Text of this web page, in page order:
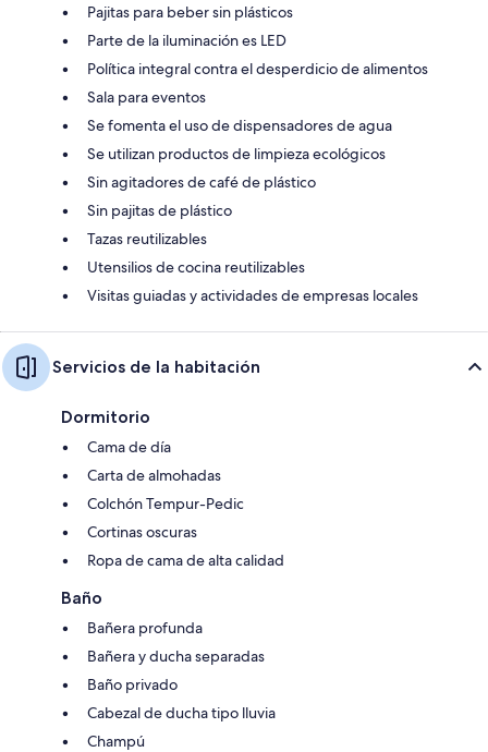
Pajitas para beber sin plásticos
Parte de la iluminación es LED
Política integral contra el desperdicio de alimentos
Sala para eventos
Se fomenta el uso de dispensadores de agua
Se utilizan productos de limpieza ecológicos
Sin agitadores de café de plástico
Sin pajitas de plástico
Tazas reutilizables
Utensilios de cocina reutilizables
Visitas guiadas y actividades de empresas locales
Servicios de la habitación
Dormitorio
Cama de día
Carta de almohadas
Colchón Tempur-Pedic
Cortinas oscuras
Ropa de cama de alta calidad
Baño
Bañera profunda
Bañera y ducha separadas
Baño privado
Cabezal de ducha tipo lluvia
Champú